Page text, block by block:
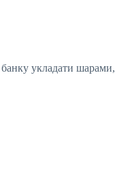
укладати шарами,